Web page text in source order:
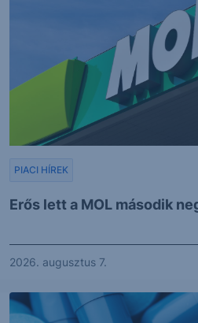
Erős lett a MOL második
PIACI HÍREK
2026. augusztus 7.